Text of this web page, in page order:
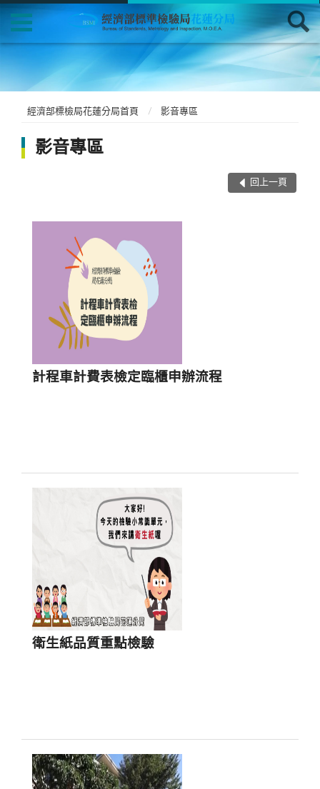
經濟部標檢局花蓮分局首頁 影音專區
影音專區
回上一頁
計程車計費表檢定臨櫃申辦流程
衛生紙品質重點檢驗